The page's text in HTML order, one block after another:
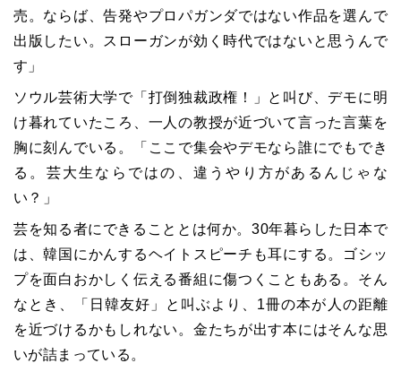
売。ならば、告発やプロパガンダではない作品を選んで
出版したい。スローガンが効く時代ではないと思うんで
す」
ソウル芸術大学で「打倒独裁政権！」と叫び、デモに明
け暮れていたころ、一人の教授が近づいて言った言葉を
胸に刻んでいる。「ここで集会やデモなら誰にでもでき
る。芸大生ならではの、違うやり方があるんじゃな
い？」
芸を知る者にできることとは何か。30年暮らした日本で
は、韓国にかんするヘイトスピーチも耳にする。ゴシッ
プを面白おかしく伝える番組に傷つくこともある。そん
なとき、「日韓友好」と叫ぶより、1冊の本が人の距離
を近づけるかもしれない。金たちが出す本にはそんな思
いが詰まっている。